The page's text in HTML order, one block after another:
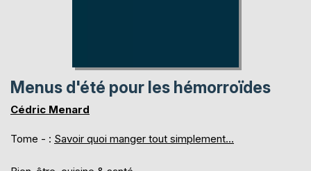
Menus d'été pour les hémorroïdes
Cédric Menard
Tome - : Savoir quoi manger tout simplement...